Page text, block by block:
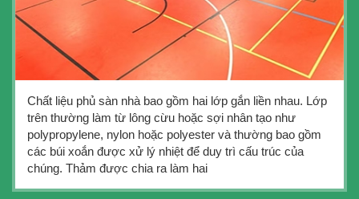
Chất liệu phủ sàn nhà bao gồm hai lớp gắn liền nhau. Lớp
trên thường làm từ lông cừu hoặc sợi nhân tạo như
polypropylene, nylon hoặc polyester và thường bao gồm
các búi xoắn được xử lý nhiệt để duy trì cấu trúc của
chúng. Thảm được chia ra làm hai